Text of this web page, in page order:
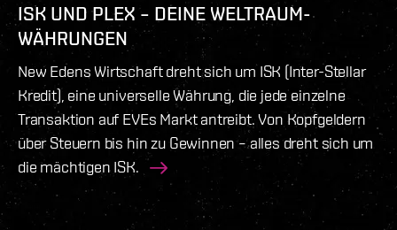
ISK UND PLEX – DEINE WELTRAUM-
WÄHRUNGEN
New Edens Wirtschaft dreht sich um ISK (Inter-Stellar
Kredit), eine universelle Währung, die jede einzelne
Transaktion auf EVEs Markt antreibt. Von Kopfgeldern
über Steuern bis hin zu Gewinnen – alles dreht sich um
die mächtigen ISK.